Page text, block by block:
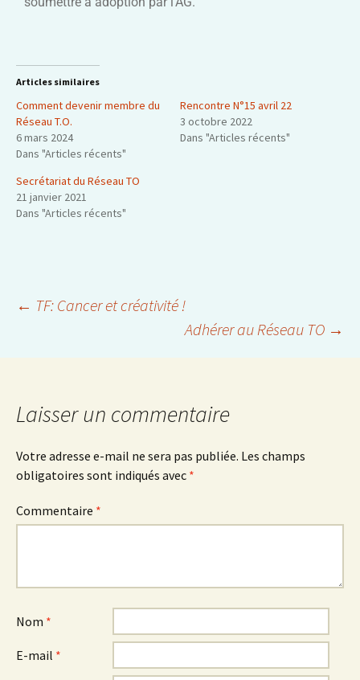
Articles similaires
Comment devenir membre du
Réseau T.O.
6 mars 2024
Dans "Articles récents"
Rencontre N°15 avril 22
3 octobre 2022
Dans "Articles récents"
Secrétariat du Réseau TO
21 janvier 2021
Dans "Articles récents"
← TF: Cancer et créativité !
Adhérer au Réseau TO →
Laisser un commentaire
Votre adresse e-mail ne sera pas publiée. Les champs
obligatoires sont indiqués avec *
Commentaire *
Nom *
E-mail *